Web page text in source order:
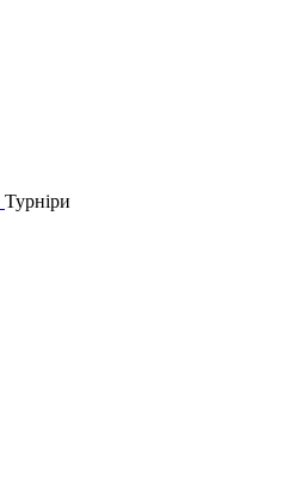
Турніри